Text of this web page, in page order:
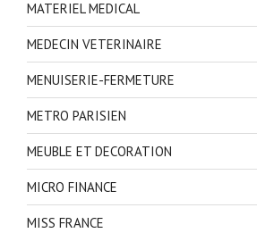
MATERIEL MEDICAL
MEDECIN VETERINAIRE
MENUISERIE-FERMETURE
METRO PARISIEN
MEUBLE ET DECORATION
MICRO FINANCE
MISS FRANCE